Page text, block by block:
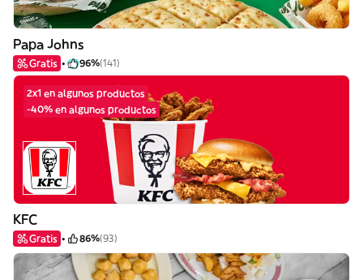
Papa Johns
Gratis 96%(141)
2x1 en algunos productos
-40% en algunos productos
KFC
Gratis 86%(93)